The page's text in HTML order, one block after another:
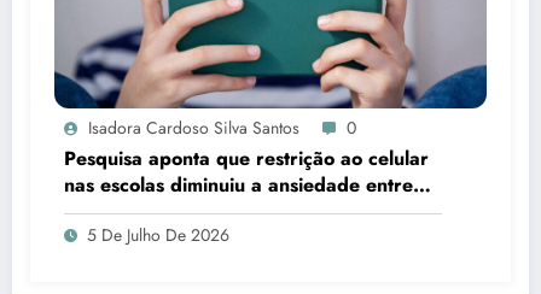
Isadora Cardoso Silva Santos 0
Pesquisa aponta que restrição ao celular
nas escolas diminuiu a ansiedade entre
estudantes
5 De Julho De 2026